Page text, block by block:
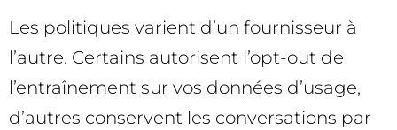
Les politiques varient d’un fournisseur à
l’autre. Certains autorisent l’opt-out de
l’entraînement sur vos données d’usage,
d’autres conservent les conversations par